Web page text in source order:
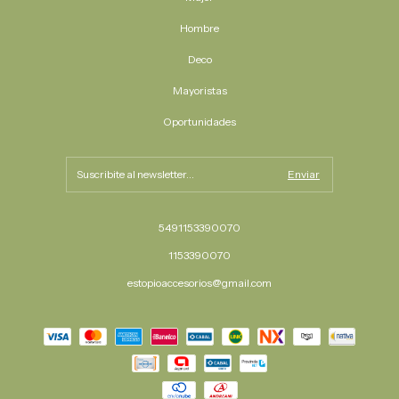
Hombre
Deco
Mayoristas
Oportunidades
5491153390070
1153390070
estopioaccesorios@gmail.com